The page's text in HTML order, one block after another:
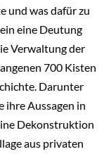
und was dafür zu
eine Deutung
Verwaltung der
700 Kisten
Darunter
ihre Aussagen in
Dekonstruktion
aus privaten